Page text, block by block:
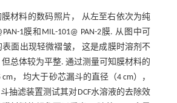
材料的数码照片， 从左至右依次为纯
1膜和MIL-101@ PAN-2膜. 从图中可
表面出现轻微褶皱， 这是成膜时溶剂不
总体较为平整. 通过测量可知膜材料的
， 均大于砂芯漏斗的直径（4 cm），
抽滤装置测试其对DCF水溶液的去除效